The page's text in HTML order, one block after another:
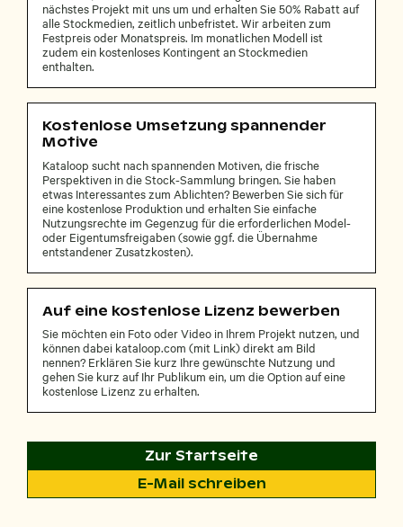
nächstes Projekt mit uns um und erhalten Sie 50% Rabatt auf
alle Stockmedien, zeitlich unbefristet. Wir arbeiten zum
Festpreis oder Monatspreis. Im monatlichen Modell ist
zudem ein kostenloses Kontingent an Stockmedien
enthalten.
Kostenlose Umsetzung spannender
Motive
Kataloop sucht nach spannenden Motiven, die frische
Perspektiven in die Stock-Sammlung bringen. Sie haben
etwas Interessantes zum Ablichten? Bewerben Sie sich für
eine kostenlose Produktion und erhalten Sie einfache
Nutzungsrechte im Gegenzug für die erforderlichen Model-
oder Eigentumsfreigaben (sowie ggf. die Übernahme
entstandener Zusatzkosten).
Auf eine kostenlose Lizenz bewerben
Sie möchten ein Foto oder Video in Ihrem Projekt nutzen, und
können dabei kataloop.com (mit Link) direkt am Bild
nennen? Erklären Sie kurz Ihre gewünschte Nutzung und
gehen Sie kurz auf Ihr Publikum ein, um die Option auf eine
kostenlose Lizenz zu erhalten.
Zur Startseite
E-Mail schreiben